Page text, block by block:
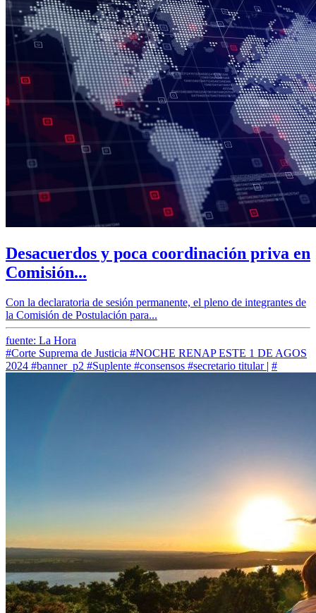
Desacuerdos y poca coordinación priva en
Comisión...
Con la declaratoria de sesión permanente, el pleno de integrantes de
la Comisión de Postulación para...
fuente: La Hora
#Corte Suprema de Justicia #NOCHE RENAP ESTE 1 DE AGOS
2024 #banner_p2 #Suplente #consensos #secretario titular | #